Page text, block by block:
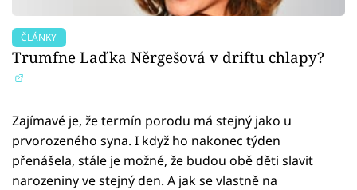
ČLÁNKY
Trumfne Laďka Něrgešová v driftu chlapy?
Zajímavé je, že termín porodu má stejný jako u
prvorozeného syna. I když ho nakonec týden
přenášela, stále je možné, že budou obě děti slavit
narozeniny ve stejný den. A jak se vlastně na